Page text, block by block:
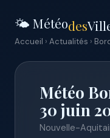
🌤️ Météodes
Accueil › Actualités ›
Météo
30 juin
Nouvelle-